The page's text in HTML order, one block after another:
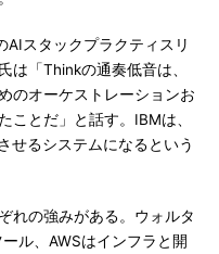
スタックプラクティスリ
は「Thinkの通奏低音は、
のオーケストレーションお
ことだ」と話す。IBMは、
せるシステムになるという
れの強みがある。ウォルタ
ル、AWSはインフラと開